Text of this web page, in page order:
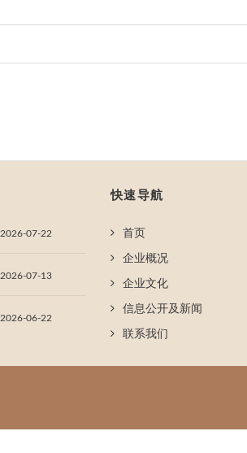
2026-07-22
2026-07-13
2026-06-22
快速导航
首页
企业概况
企业文化
信息公开及新闻
联系我们